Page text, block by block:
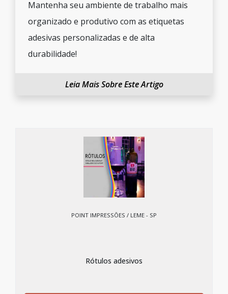
Mantenha seu ambiente de trabalho mais
organizado e produtivo com as etiquetas
adesivas personalizadas e de alta
durabilidade!
Leia Mais Sobre Este Artigo
POINT IMPRESSÕES / LEME - SP
Rótulos adesivos